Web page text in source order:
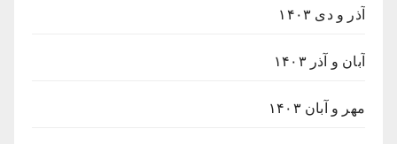
آذر و دی ۱۴۰۳
آبان و آذر ۱۴۰۳
مهر و آبان ۱۴۰۳